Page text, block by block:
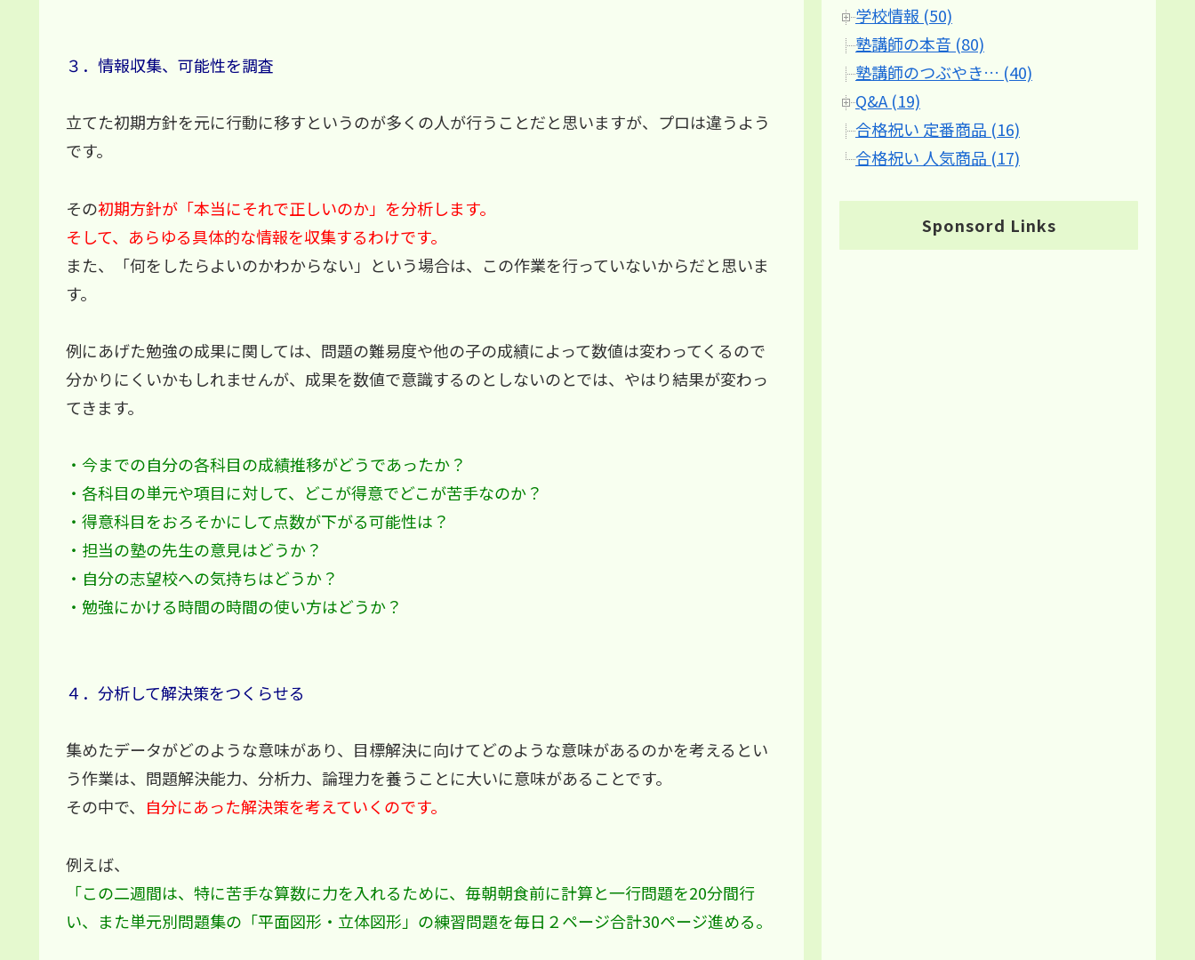
３．情報収集、可能性を調査
立てた初期方針を元に行動に移すというのが多くの人が行うことだと思いますが、プロは違うよう
です。
その初期方針が「本当にそれで正しいのか」を分析します。
そして、あらゆる具体的な情報を収集するわけです。
また、「何をしたらよいのかわからない」という場合は、この作業を行っていないからだと思いま
す。
例にあげた勉強の成果に関しては、問題の難易度や他の子の成績によって数値は変わってくるので
分かりにくいかもしれませんが、成果を数値で意識するのとしないのとでは、やはり結果が変わっ
てきます。
・今までの自分の各科目の成績推移がどうであったか？
・各科目の単元や項目に対して、どこが得意でどこが苦手なのか？
・得意科目をおろそかにして点数が下がる可能性は？
・担当の塾の先生の意見はどうか？
・自分の志望校への気持ちはどうか？
・勉強にかける時間の時間の使い方はどうか？
４．分析して解決策をつくらせる
集めたデータがどのような意味があり、目標解決に向けてどのような意味があるのかを考えるとい
う作業は、問題解決能力、分析力、論理力を養うことに大いに意味があることです。
その中で、
自分にあった解決策を考えていくのです。
例えば、
「この二週間は、特に苦手な算数に力を入れるために、毎朝朝食前に計算と一行問題を20分間行
い、また単元別問題集の「平面図形・立体図形」の練習問題を毎日２ページ合計30ページ進める。
学校情報 (50)
塾講師の本音 (80)
塾講師のつぶやき… (40)
Q&A (19)
合格祝い 定番商品 (16)
合格祝い 人気商品 (17)
Sponsord Links